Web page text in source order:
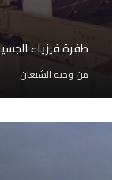
طفرة فيزياء
من وجيه الشبعان